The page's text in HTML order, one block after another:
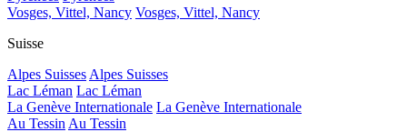
Vosges, Vittel, Nancy Vosges, Vittel, Nancy
Suisse
Alpes Suisses Alpes Suisses
Lac Léman Lac Léman
La Genève Internationale La Genève Internationale
Au Tessin Au Tessin